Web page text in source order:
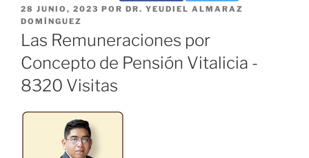
PUBLICADO
EL
28 JUNIO, 2023 POR DR. YEUDIEL ALMARAZ
DOMÍNGUEZ
Las Remuneraciones por
Concepto de Pensión Vitalicia -
8320 Visitas